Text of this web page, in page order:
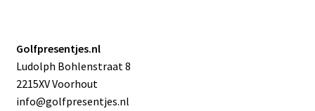
Golfpresentjes.nl
Ludolph Bohlenstraat 8
2215XV Voorhout
info@golfpresentjes.nl